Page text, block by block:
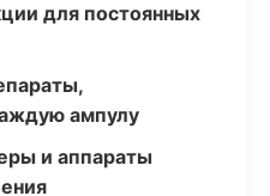
для постоянных
ампулу
и аппараты